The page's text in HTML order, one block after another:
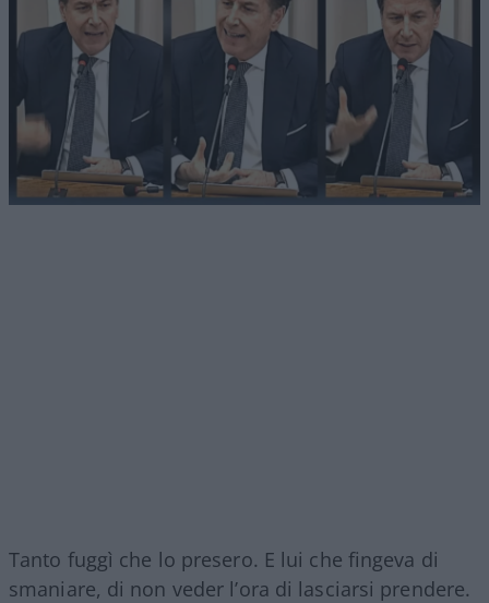
Tanto fuggì che lo presero. E lui che fingeva di
smaniare, di non veder l’ora di lasciarsi prendere.